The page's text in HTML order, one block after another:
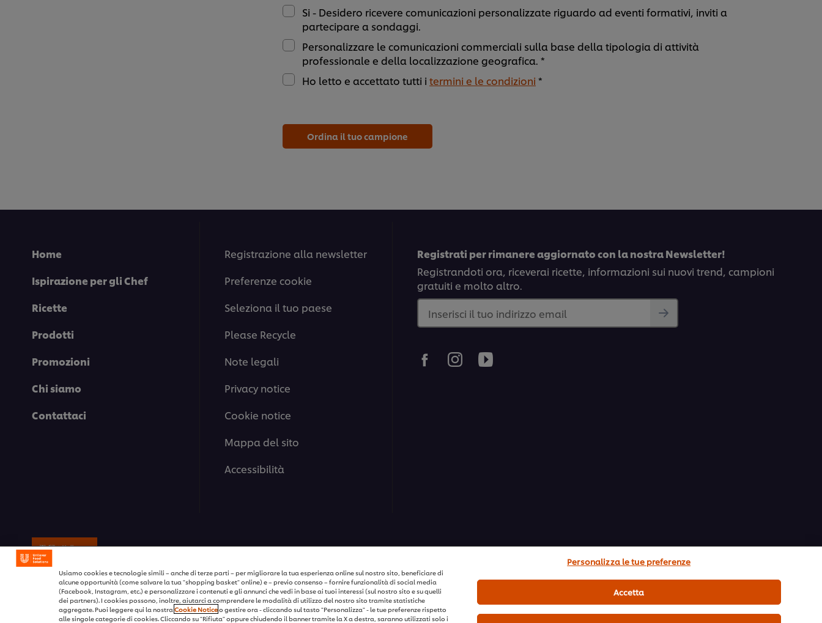
Si - Desidero ricevere comunicazioni personalizzate riguardo ad eventi formativi, inviti a
partecipare a sondaggi.
Personalizzare le comunicazioni commerciali sulla base della tipologia di attività
professionale e della localizzazione geografica. *
Ho letto e accettato tutti i termini e le condizioni *
Ordina il tuo campione
Home
Ispirazione per gli Chef
Ricette
Prodotti
Promozioni
Chi siamo
Contattaci
Registrazione alla newsletter
Preferenze cookie
Seleziona il tuo paese
Please Recycle
Note legali
Privacy notice
Cookie notice
Mappa del sito
Accessibilità
Registrati per rimanere aggiornato con la nostra Newsletter!
Registrandoti ora, riceverai ricette, informazioni sui nuovi trend, campioni
gratuiti e molto altro.
Inserisci il tuo indirizzo email
Usiamo cookies e tecnologie simili – anche di terze parti – per migliorare la tua esperienza online sul nostro sito, beneficiare di
alcune opportunità (come salvare la tua "shopping basket" online) e – previo consenso – fornire funzionalità di social media
(Facebook, Instagram, etc.) e personalizzare i contenuti e gli annunci che vedi in base ai tuoi interessi (sul nostro sito e su quelli
dei partners). I cookies possono, inoltre, aiutarci a comprendere le modalità di utilizzo del nostro sito tramite statistiche
aggregate. Puoi leggere qui la nostra Cookie Noticeo gestire ora - cliccando sul tasto "Personalizza" - le tue preferenze rispetto
alle singole categorie di cookies. Cliccando su "Rifiuta" oppure chiudendo il banner tramite la X a destra, saranno utilizzati solo i
Personalizza le tue preferenze
Accetta